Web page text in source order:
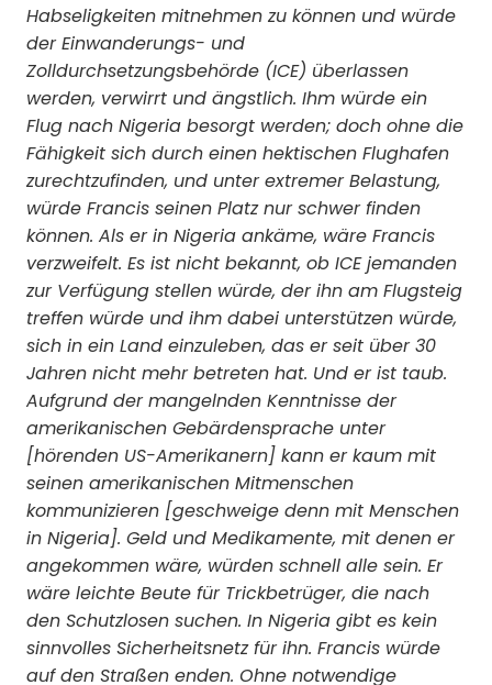
Habseligkeiten mitnehmen zu können und würde
der Einwanderungs- und
Zolldurchsetzungsbehörde (ICE) überlassen
werden, verwirrt und ängstlich. Ihm würde ein
Flug nach Nigeria besorgt werden; doch ohne die
Fähigkeit sich durch einen hektischen Flughafen
zurechtzufinden, und unter extremer Belastung,
würde Francis seinen Platz nur schwer finden
können. Als er in Nigeria ankäme, wäre Francis
verzweifelt. Es ist nicht bekannt, ob ICE jemanden
zur Verfügung stellen würde, der ihn am Flugsteig
treffen würde und ihm dabei unterstützen würde,
sich in ein Land einzuleben, das er seit über 30
Jahren nicht mehr betreten hat. Und er ist taub.
Aufgrund der mangelnden Kenntnisse der
amerikanischen Gebärdensprache unter
[hörenden US-Amerikanern] kann er kaum mit
seinen amerikanischen Mitmenschen
kommunizieren [geschweige denn mit Menschen
in Nigeria]. Geld und Medikamente, mit denen er
angekommen wäre, würden schnell alle sein. Er
wäre leichte Beute für Trickbetrüger, die nach
den Schutzlosen suchen. In Nigeria gibt es kein
sinnvolles Sicherheitsnetz für ihn. Francis würde
auf den Straßen enden. Ohne notwendige